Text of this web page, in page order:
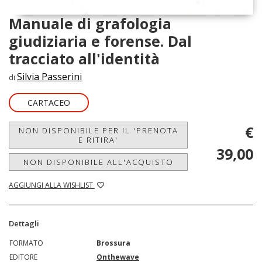
Manuale di grafologia
giudiziaria e forense. Dal
tracciato all'identità
di Silvia Passerini
CARTACEO
NON DISPONIBILE PER IL 'PRENOTA
E RITIRA'
NON DISPONIBILE ALL'ACQUISTO
AGGIUNGI ALLA WISHLIST
€
39,00
Dettagli
FORMATO
Brossura
EDITORE
Onthewave